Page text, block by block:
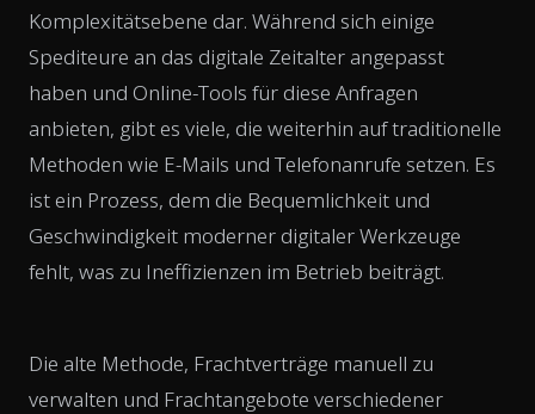
Komplexitätsebene dar. Während sich einige
Spediteure an das digitale Zeitalter angepasst
haben und Online-Tools für diese Anfragen
anbieten, gibt es viele, die weiterhin auf traditionelle
Methoden wie E-Mails und Telefonanrufe setzen. Es
ist ein Prozess, dem die Bequemlichkeit und
Geschwindigkeit moderner digitaler Werkzeuge
fehlt, was zu Ineffizienzen im Betrieb beiträgt.
Die alte Methode, Frachtverträge manuell zu
verwalten und Frachtangebote verschiedener